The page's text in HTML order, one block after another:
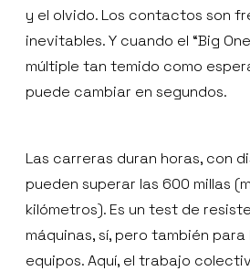
y el olvido. Los contactos son
inevitables. Y cuando el “Big
múltiple tan temido como
puede cambiar en segundos.
Las carreras duran horas, con
pueden superar las 600 millas
kilómetros). Es un test de
máquinas, sí, pero también
equipos. Aquí, el trabajo